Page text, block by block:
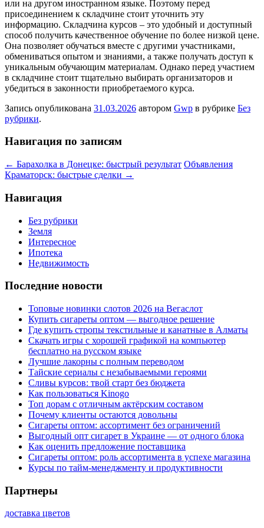
или на другом иностранном языке. Поэтому перед
присоединением к складчине стоит уточнить эту
информацию. Складчина курсов – это удобный и доступный
способ получить качественное обучение по более низкой цене.
Она позволяет обучаться вместе с другими участниками,
обмениваться опытом и знаниями, а также получать доступ к
уникальным обучающим материалам. Однако перед участием
в складчине стоит тщательно выбирать организаторов и
убедиться в законности приобретаемого курса.
Запись опубликована 31.03.2026 автором Gwp в рубрике Без
рубрики.
Навигация по записям
← Барахолка в Донецке: быстрый результат Объявления
Краматорск: быстрые сделки →
Навигация
Без рубрики
Земля
Интересное
Ипотека
Недвижимость
Последние новости
Топовые новинки слотов 2026 на Вегаслот
Купить сигареты оптом — выгодное решение
Где купить стропы текстильные и канатные в Алматы
Скачать игры с хорошей графикой на компьютер
бесплатно на русском языке
Лучшие лакорны с полным переводом
Тайские сериалы с незабываемыми героями
Сливы курсов: твой старт без бюджета
Как пользоваться Kinogo
Топ дорам с отличным актёрским составом
Почему клиенты остаются довольны
Сигареты оптом: ассортимент без ограничений
Выгодный опт сигарет в Украине — от одного блока
Как оценить предложение поставщика
Сигареты оптом: роль ассортимента в успехе магазина
Курсы по тайм-менеджменту и продуктивности
Партнеры
доставка цветов